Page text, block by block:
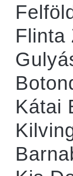
Flinta
Kátai